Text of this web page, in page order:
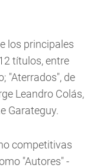
los principales
títulos, entre
"Aterrados", de
Leandro Colás,
Garateguy.
competitivas
"Autores" -